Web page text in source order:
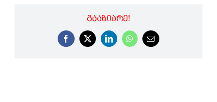
ᲒᲐᲐᲖᲘᲐᲠᲔ!
Facebook
X LinkedInWhatsApp
Email